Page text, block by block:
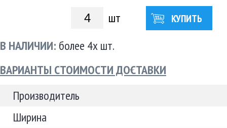
шт КУПИТЬ
В НАЛИЧИИ: более 4х шт.
ВАРИАНТЫ СТОИМОСТИ ДОСТАВКИ
Производитель
Ширина